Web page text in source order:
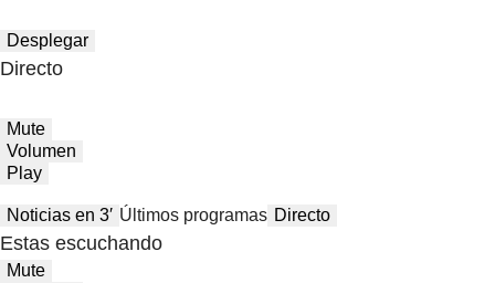
Desplegar
Directo
Mute
Volumen
Play
Noticias en 3′ Últimos programas Directo
Estas escuchando
Mute